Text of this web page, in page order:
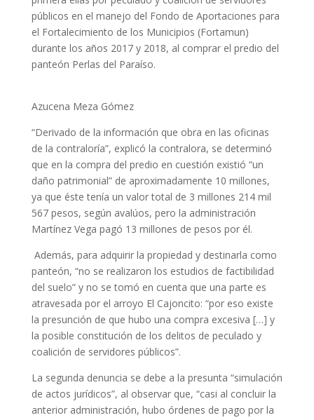
públicos en el manejo del Fondo de Aportaciones para
el Fortalecimiento de los Municipios (Fortamun)
durante los años 2017 y 2018, al comprar el predio del
panteón Perlas del Paraíso.
Azucena Meza Gómez
“Derivado de la información que obra en las oficinas
de la contraloría”, explicó la contralora, se determinó
que en la compra del predio en cuestión existió “un
daño patrimonial” de aproximadamente 10 millones,
ya que éste tenía un valor total de 3 millones 214 mil
567 pesos, según avalúos, pero la administración
Martínez Vega pagó 13 millones de pesos por él.
Además, para adquirir la propiedad y destinarla como
panteón, “no se realizaron los estudios de factibilidad
del suelo” y no se tomó en cuenta que una parte es
atravesada por el arroyo El Cajoncito: “por eso existe
la presunción de que hubo una compra excesiva […] y
la posible constitución de los delitos de peculado y
coalición de servidores públicos”.
La segunda denuncia se debe a la presunta “simulación
de actos jurídicos”, al observar que, “casi al concluir la
anterior administración, hubo órdenes de pago por la